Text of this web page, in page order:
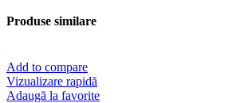
Produse similare
Add to compare
Vizualizare rapidă
Adaugă la favorite